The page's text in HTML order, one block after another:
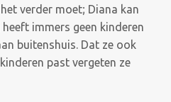
verder moet; Diana kan
immers geen kinderen
buitenshuis. Dat ze ook
past vergeten ze